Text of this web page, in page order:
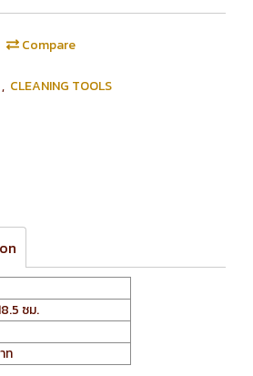
Compare
, CLEANING TOOLS
ซม.
ท